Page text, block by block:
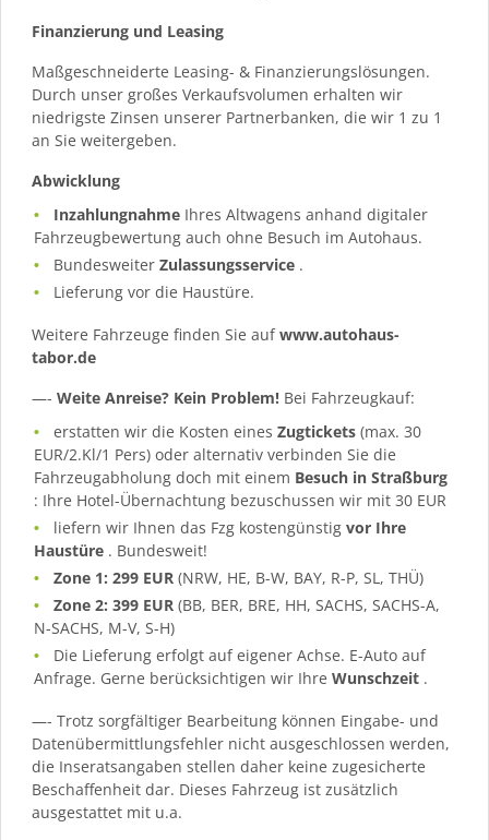
Finanzierung und Leasing
Maßgeschneiderte Leasing- & Finanzierungslösungen.
Durch unser großes Verkaufsvolumen erhalten wir
niedrigste Zinsen unserer Partnerbanken, die wir 1 zu 1
an Sie weitergeben.
Abwicklung
Inzahlungnahme Ihres Altwagens anhand digitaler
Fahrzeugbewertung auch ohne Besuch im Autohaus.
BundesweiterZulassungsservice .
Lieferung vor die Haustüre.
Weitere Fahrzeuge finden Sie aufwww.autohaus-
tabor.de
—- Weite Anreise? Kein Problem! Bei Fahrzeugkauf:
erstatten wir die Kosten einesZugtickets(max. 30
EUR/2.Kl/1 Pers) oder alternativ verbinden Sie die
Fahrzeugabholung doch mit einem Besuch in Straßburg
: Ihre Hotel-Übernachtung bezuschussen wir mit 30 EUR
liefern wir Ihnen das Fzg kostengünstigvor Ihre
Haustüre . Bundesweit!
Zone 1: 299 EUR (NRW, HE, B-W, BAY, R-P, SL, THÜ)
Zone 2: 399 EUR (BB, BER, BRE, HH, SACHS, SACHS-A,
N-SACHS, M-V, S-H)
Die Lieferung erfolgt auf eigener Achse. E-Auto auf
Anfrage. Gerne berücksichtigen wir Ihre Wunschzeit .
—- Trotz sorgfältiger Bearbeitung können Eingabe- und
Datenübermittlungsfehler nicht ausgeschlossen werden,
die Inseratsangaben stellen daher keine zugesicherte
Beschaffenheit dar. Dieses Fahrzeug ist zusätzlich
ausgestattet mit u.a.